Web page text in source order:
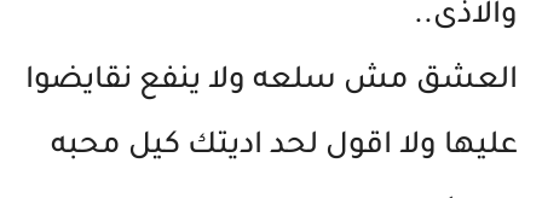
والاذى..
العشق مش سلعه ولا ينفع نقايضوا
عليها ولا اقول لحد اديتك كيل محبه